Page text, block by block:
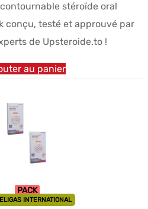
stéroïde oral
conçu, testé et approuvé par
de Upsteroide.to !
au panier
PACK
INTERNATIONAL